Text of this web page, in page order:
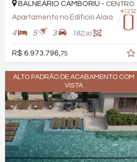
#1.252
BALNEÁRIO CAMBORIÚ - CENTRO
Apartamento no Edifício Alaia
4 5 3 182,93
R$ 6.973.796, 75
ALTO PADRÃO DE ACABAMENTO COM
VISTA